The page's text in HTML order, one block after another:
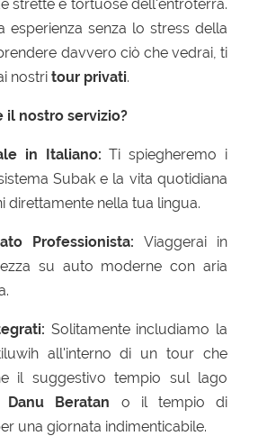
strette e tortuose dell'entroterra.
esperienza senza lo stress della
davvero ciò che vedrai, ti
nostri tour privati.
il nostro servizio?
in Italiano: Ti spiegheremo i
Subak e la vita quotidiana
direttamente nella tua lingua.
Professionista: Viaggerai in
su auto moderne con aria
Solitamente includiamo la
all'interno di un tour che
il suggestivo tempio sul lago
Beratan o il tempio di
una giornata indimenticabile.